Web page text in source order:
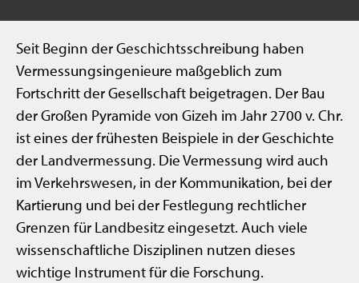
Seit Beginn der Geschichtsschreibung haben
Vermessungsingenieure maßgeblich zum
Fortschritt der Gesellschaft beigetragen. Der Bau
der Großen Pyramide von Gizeh im Jahr 2700 v. Chr.
ist eines der frühesten Beispiele in der Geschichte
der Landvermessung. Die Vermessung wird auch
im Verkehrswesen, in der Kommunikation, bei der
Kartierung und bei der Festlegung rechtlicher
Grenzen für Landbesitz eingesetzt. Auch viele
wissenschaftliche Disziplinen nutzen dieses
wichtige Instrument für die Forschung.